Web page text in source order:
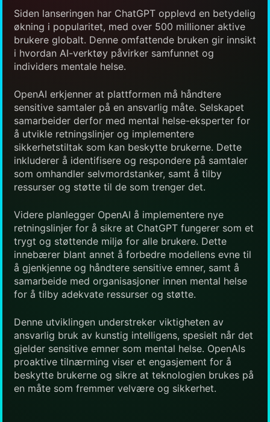
Siden lanseringen har ChatGPT opplevd en betydelig
økning i popularitet, med over 500 millioner aktive
brukere globalt. Denne omfattende bruken gir innsikt
i hvordan AI-verktøy påvirker samfunnet og
individers mentale helse.
OpenAI erkjenner at plattformen må håndtere
sensitive samtaler på en ansvarlig måte. Selskapet
samarbeider derfor med mental helse-eksperter for
å utvikle retningslinjer og implementere
sikkerhetstiltak som kan beskytte brukerne. Dette
inkluderer å identifisere og respondere på samtaler
som omhandler selvmordstanker, samt å tilby
ressurser og støtte til de som trenger det.
Videre planlegger OpenAI å implementere nye
retningslinjer for å sikre at ChatGPT fungerer som et
trygt og støttende miljø for alle brukere. Dette
innebærer blant annet å forbedre modellens evne til
å gjenkjenne og håndtere sensitive emner, samt å
samarbeide med organisasjoner innen mental helse
for å tilby adekvate ressurser og støtte.
Denne utviklingen understreker viktigheten av
ansvarlig bruk av kunstig intelligens, spesielt når det
gjelder sensitive emner som mental helse. OpenAIs
proaktive tilnærming viser et engasjement for å
beskytte brukerne og sikre at teknologien brukes på
en måte som fremmer velvære og sikkerhet.